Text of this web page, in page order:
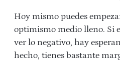
Hoy mismo puedes
optimismo medio lleno. Si
ver lo negativo, hay
hecho, tienes bastante